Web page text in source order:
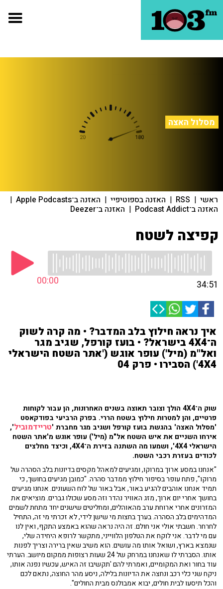
מסלול האצה
ראשי |
RSS
| האזנה בספוטיפיי | האזנה ב־Apple Podcasts |
האזנה ב־Podcast Addict | האזנה ב־Deezer
קפיצה לשטח
00:00 34:51
איך נראה חילוץ בלב המדבר? • מה קרה לשוק
ה־4X4 בישראל? • בועז קורפל, שגיב מגר
ואל"מ (מיל') עופר אוגש ('אתר השטח הישראלי
4X4') הסבירו • פרק 04
שוק ה־4X4 הולך וצובר תאוצה בשנים האחרונות, הן עבור לקוחות
פרטיים, והן למטרות חילוץ בשטח הררי. בפרק הרביעי בפודקאסט
'מסלול האצה' בהגשת בועז קורפל ושגיב מגר מחברת 'טריידמוביל',
אירחו השניים את איש השטח אל"מ (מיל') עופר אוגש מ'אתר השטח
הישראלי 4X4', ושמעו מה השתנה בזירת ה־4X4, וכיצד מחלצים
לכודים בעזרת רכבי השטח.
"אנחנו במסע ארוך במרוקו, ומגיעים למאהל מקסים בדיונות בלב הסהרה של
מרוקו", פתח עופר בסיפור חילוץ ממדבר סהרה. "כמובן מגיעים בחושך, כי
תמיד אנחנו אוהבים להגיע באור, אבל באור של לוח השעונים. אנחנו מגיעים
בחושך אחרי יום ארוך, מזג האוויר נהדר וזה מסע שכולו גברים. מוציאים את
המזרונים אחרי ארוחת ערב מהאוהלים, ומחליטים שישנים יחד מתחת לשמים
המדהימים בלב הסהרה. בערך בחצות מי שישן לידי, לא זכרתי מי זה, התחיל
לחרחר. חשבתי אולי אני חולם. זה היה נראה שהוא באמצע התקף, ואין לנו
עם מי לדבר. אני לוקח את הטלפון הלווייני, מתקשר לרופא היחידה שלי,
שנמצא בארץ, ושואל אותו מה עושים. הוא משיב שאין ברירה וצריך לפנות
אותו. הסברתי לו שאנחנו במרחק של 24 שעות רצופות ממקום מיושב. הערתי
עוד בחור ואת המקומיים, ואמרתי להם 'תקשיבו זה האיש, עכשיו נפנה אותו,
ניקח שני כלי רכב ונחצה את הדיונות בלילה, ניסע מהר החוצה, נתאם לכם
והכל תיסעו לבית חולים, יבוא אמבולנס מבית החולים".